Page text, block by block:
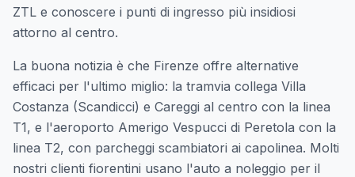
ZTL e conoscere i punti di ingresso più insidiosi
attorno al centro.
La buona notizia è che Firenze offre alternative
efficaci per l'ultimo miglio: la tramvia collega Villa
Costanza (Scandicci) e Careggi al centro con la linea
T1, e l'aeroporto Amerigo Vespucci di Peretola con la
linea T2, con parcheggi scambiatori ai capolinea. Molti
nostri clienti fiorentini usano l'auto a noleggio per il